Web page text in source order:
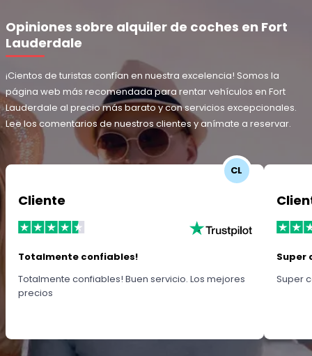
Opiniones sobre alquiler de coches en Fort
Lauderdale
¡Cientos de turistas confían en nuestra excelencia! Somos la
página web más recomendada para rentar vehículos en Fort
Lauderdale al precio más barato y con servicios excepcionales.
Lee los comentarios de nuestros clientes y anímate a reservar.
CL
Cliente
Totalmente confiables!
Totalmente confiables! Buen servicio. Los mejores
precios
Super
Super